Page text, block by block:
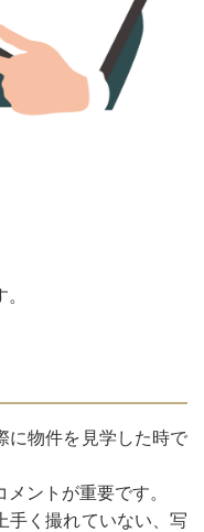
に物件を見学した時で
ントが重要です。
手く撮れていない、写